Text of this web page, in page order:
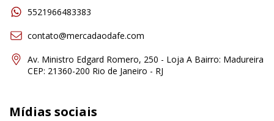
5521966483383
contato@mercadaodafe.com
Av. Ministro Edgard Romero, 250 - Loja A Bairro: Madureira
CEP: 21360-200 Rio de Janeiro - RJ
Mídias sociais